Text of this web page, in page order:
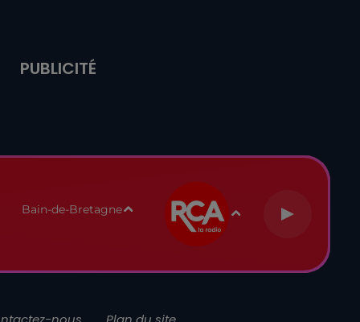
PUBLICITÉ
Bain-de-Bretagne